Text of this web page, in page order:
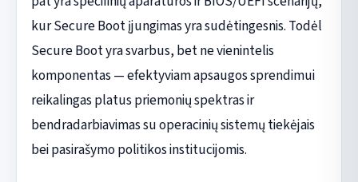
kur Secure Boot įjungimas yra sudėtingesnis. Todėl
Secure Boot yra svarbus, bet ne vienintelis
komponentas — efektyviam apsaugos sprendimui
reikalingas platus priemonių spektras ir
bendradarbiavimas su operacinių sistemų tiekėjais
bei pasirašymo politikos institucijomis.